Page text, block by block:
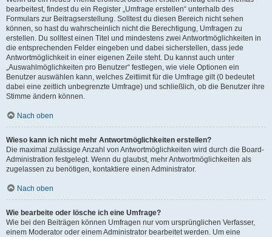
bearbeitest, findest du ein Register „Umfrage erstellen“ unterhalb des
Formulars zur Beitragserstellung. Solltest du diesen Bereich nicht sehen
können, so hast du wahrscheinlich nicht die Berechtigung, Umfragen zu
erstellen. Du solltest einen Titel und mindestens zwei Antwortmöglichkeiten in
die entsprechenden Felder eingeben und dabei sicherstellen, dass jede
Antwortmöglichkeit in einer eigenen Zeile steht. Du kannst auch unter
„Auswahlmöglichkeiten pro Benutzer“ festlegen, wie viele Optionen ein
Benutzer auswählen kann, welches Zeitlimit für die Umfrage gilt (0 bedeutet
dabei eine zeitlich unbegrenzte Umfrage) und schließlich, ob die Benutzer ihre
Stimme ändern können.
Nach oben
Wieso kann ich nicht mehr Antwortmöglichkeiten erstellen?
Die maximal zulässige Anzahl von Antwortmöglichkeiten wird durch die Board-
Administration festgelegt. Wenn du glaubst, mehr Antwortmöglichkeiten als
zugelassen zu benötigen, kontaktiere einen Administrator.
Nach oben
Wie bearbeite oder lösche ich eine Umfrage?
Wie bei den Beiträgen können Umfragen nur vom ursprünglichen Verfasser,
einem Moderator oder einem Administrator bearbeitet werden. Um eine